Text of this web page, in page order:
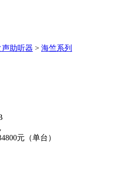
声助听器 > 海竺系列
元（单台）